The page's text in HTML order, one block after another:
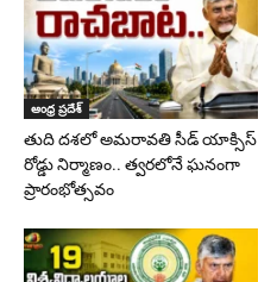
ఆంధ్ర ప్రదేశ్
తుది దశలో అమరావతి సీడ్ యాక్సిస్
రోడ్డు నిర్మాణం.. త్వరలోనే ఘనంగా
ప్రారంభోత్సవం